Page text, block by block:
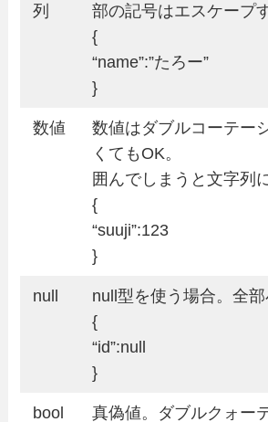
列
部の記号はエスケープ
{
“name”:”たろー”
}
数値
数値はダブルコーテー
くてもOK。
囲んでしまうと文字列
{
“suuji”:123
}
null
null型を使う場合。全
{
“id”:null
}
bool
真偽値。ダブルクォー